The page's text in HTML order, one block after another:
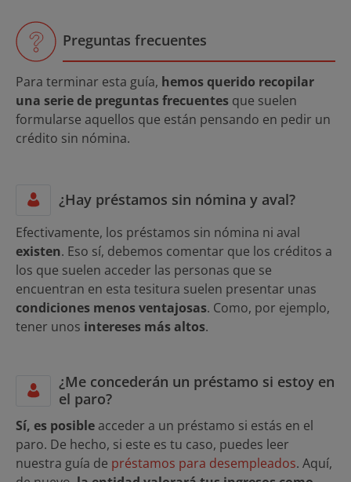
Preguntas frecuentes
Para terminar esta guía, hemos querido recopilar
una serie de preguntas frecuentes que suelen
formularse aquellos que están pensando en pedir un
crédito sin nómina.
¿Hay préstamos sin nómina y aval?
Efectivamente, los préstamos sin nómina ni aval
existen. Eso sí, debemos comentar que los créditos a
los que suelen acceder las personas que se
encuentran en esta tesitura suelen presentar unas
condiciones menos ventajosas. Como, por ejemplo,
tener unos intereses más altos.
¿Me concederán un préstamo si estoy en
el paro?
Sí, es posible acceder a un préstamo si estás en el
paro. De hecho, si este es tu caso, puedes leer
nuestra guía de préstamos para desempleados. Aquí,